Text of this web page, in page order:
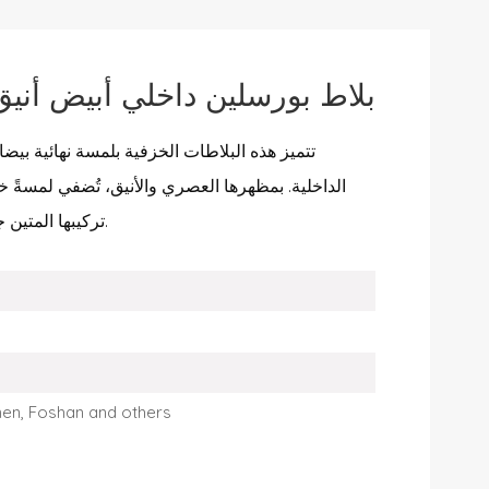
بلاط بورسلين داخلي أبيض
تتميز هذه البلاطات الخزفية بلمسة نهائية
الداخلية. بمظهرها العصري والأنيق، تُضفي
تركيبها المتين جمالاً وأداءً طويل الأمد في الاستخدام اليومي.
Foshan and others